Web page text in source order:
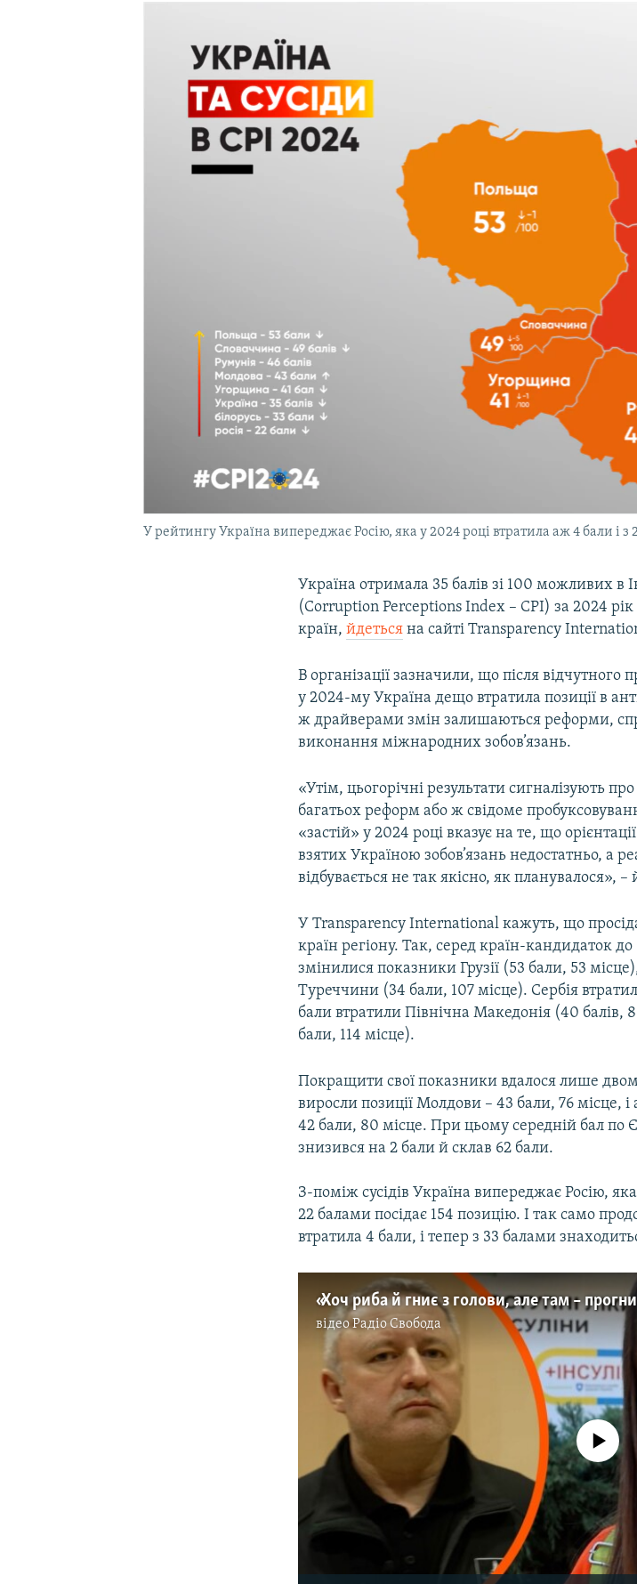
У рейтингу Україна випереджає Росію, яка у 2024 році втратила аж 4 бали і з
Україна отримала 35 балів зі 100 можливих в
(Corruption Perceptions Index – CPI) за 2024 рік
країн,йдеться на сайті Transparency
В організації зазначили, що після відчутного
у 2024-му Україна дещо втратила позиції в
ж драйверами змін залишаються реформи,
виконання міжнародних зобов’язань.
«Утім, цьогорічні результати сигналізують
багатьох реформ або ж свідоме
«застій» у 2024 році вказує на те, що
взятих Україною зобов’язань недостатньо, а
відбувається не так якісно, як планувалося», –
У Transparency International кажуть, що
країн регіону. Так, серед країн-кандидаток до
змінилися показники Грузії (53 бали, 53
Туреччини (34 бали, 107 місце). Сербія
бали втратили Північна Македонія (40 балів,
бали, 114 місце).
Покращити свої показники вдалося лише
виросли позиції Молдови – 43 бали, 76 місце,
42 бали, 80 місце. При цьому середній бал по
знизився на 2 бали й склав 62 бали.
З-поміж сусідів Україна випереджає Росію,
22 балами посідає 154 позицію. І так само
втратила 4 бали, і тепер з 33 балами
відеоРадіо Свобода
No media source